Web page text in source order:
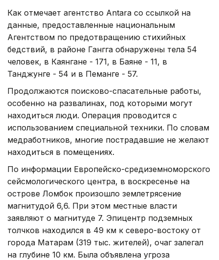
Как отмечает агентство Antara со ссылкой на
данные, предоставленные национальным
Агентством по предотвращению стихийных
бедствий, в районе Гангга обнаружены тела 54
человек, в Каянгане - 171, в Баяне - 11, в
Танджунге - 54 и в Пеманге - 57.
Продолжаются поисково-спасательные работы,
особенно на развалинах, под которыми могут
находиться люди. Операция проводится с
использованием специальной техники. По словам
медработников, многие пострадавшие не желают
находиться в помещениях.
По информации Европейско-средиземноморского
сейсмологического центра, в воскресенье на
острове Ломбок произошло землетрясение
магнитудой 6,6. При этом местные власти
заявляют о магнитуде 7. Эпицентр подземных
толчков находился в 49 км к северо-востоку от
города Матарам (319 тыс. жителей), очаг залегал
на глубине 10 км. Была объявлена угроза